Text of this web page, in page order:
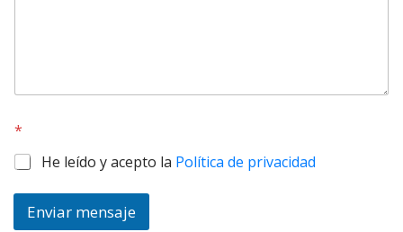
*
He leído y acepto la Política de privacidad
Enviar mensaje